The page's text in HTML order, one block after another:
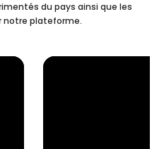
du pays ainsi que les
notre plateforme.